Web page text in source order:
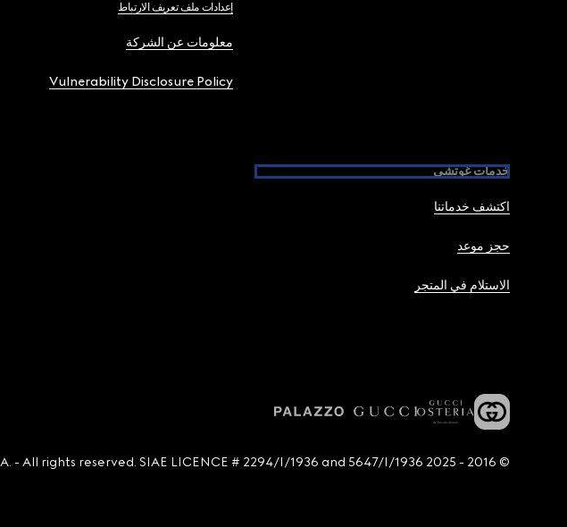
إعدادات ملف تعريف الارتباط
معلومات عن الشركة
Vulnerability Disclosure Policy
خدمات غوتشي
اكتشف خدماتنا
حجز موعد
الاستلام في المتجر
© 2016 - 2025 Guccio Gucci S.p.A. - All rights reserved. SIAE LICENCE # 2294/I/1936 and 5647/I/1936